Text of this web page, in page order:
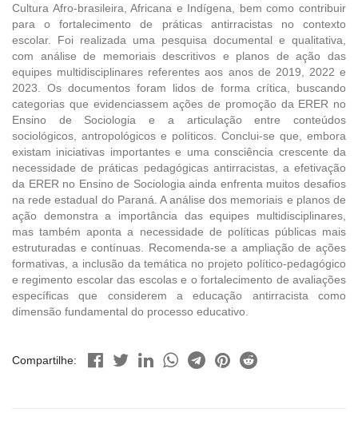
Cultura Afro-brasileira, Africana e Indígena, bem como contribuir
para o fortalecimento de práticas antirracistas no contexto
escolar. Foi realizada uma pesquisa documental e qualitativa,
com análise de memoriais descritivos e planos de ação das
equipes multidisciplinares referentes aos anos de 2019, 2022 e
2023. Os documentos foram lidos de forma crítica, buscando
categorias que evidenciassem ações de promoção da ERER no
Ensino de Sociologia e a articulação entre conteúdos
sociológicos, antropológicos e políticos. Conclui-se que, embora
existam iniciativas importantes e uma consciência crescente da
necessidade de práticas pedagógicas antirracistas, a efetivação
da ERER no Ensino de Sociologia ainda enfrenta muitos desafios
na rede estadual do Paraná. A análise dos memoriais e planos de
ação demonstra a importância das equipes multidisciplinares,
mas também aponta a necessidade de políticas públicas mais
estruturadas e contínuas. Recomenda-se a ampliação de ações
formativas, a inclusão da temática no projeto político-pedagógico
e regimento escolar das escolas e o fortalecimento de avaliações
específicas que considerem a educação antirracista como
dimensão fundamental do processo educativo.
Compartilhe: